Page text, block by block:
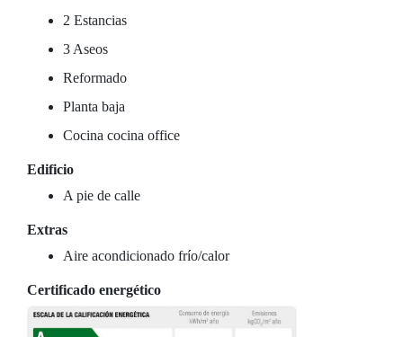
2 Estancias
3 Aseos
Reformado
Planta baja
Cocina cocina office
Edificio
A pie de calle
Extras
Aire acondicionado frío/calor
Certificado energético